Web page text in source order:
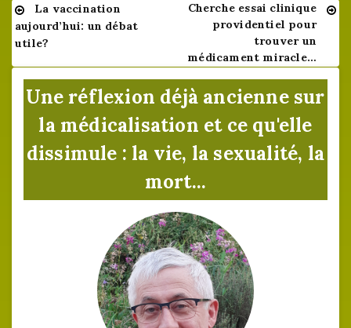
Navigation
de
l’article
La vaccination
aujourd’hui: un débat
utile?
Cherche essai clinique
providentiel pour
trouver un
médicament miracle…
Une réflexion déjà ancienne sur
la médicalisation et ce qu'elle
dissimule : la vie, la sexualité, la
mort...